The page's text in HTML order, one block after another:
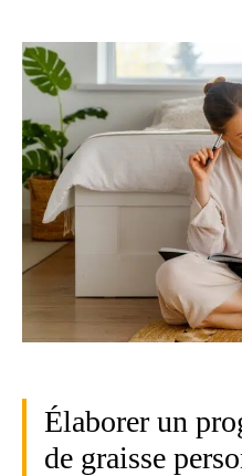
Élaborer un
de graisse